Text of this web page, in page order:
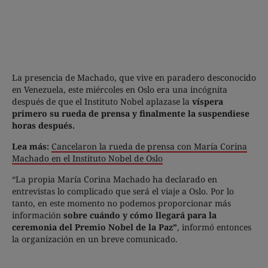
La presencia de Machado, que vive en paradero desconocido
en Venezuela, este miércoles en Oslo era una incógnita
después de que el Instituto Nobel aplazase la víspera
primero su rueda de prensa y finalmente la suspendiese
horas después.
Lea más: Cancelaron la rueda de prensa con María Corina
Machado en el Instituto Nobel de Oslo
“La propia María Corina Machado ha declarado en
entrevistas lo complicado que será el viaje a Oslo. Por lo
tanto, en este momento no podemos proporcionar más
información sobre cuándo y cómo llegará para la
ceremonia del Premio Nobel de la Paz”, informó entonces
la organización en un breve comunicado.